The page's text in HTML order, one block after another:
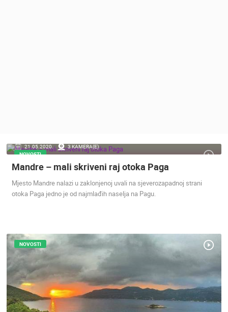
POLICY
BANERI
ENGLISH
21.05.2020.
3 KAMERA(E)
NOVOSTI
Mandre – mali skriveni raj otoka Paga
Mjesto Mandre nalazi u zaklonjenoj uvali na sjeverozapadnoj strani
otoka Paga jedno je od najmlađih naselja na Pagu.
NOVOSTI